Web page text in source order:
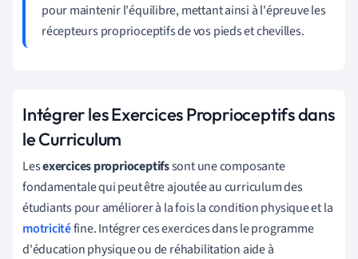
pour maintenir l'équilibre, mettant ainsi à l'épreuve les
récepteurs proprioceptifs de vos pieds et chevilles.
Intégrer les Exercices Proprioceptifs dans
le Curriculum
Lesexercices proprioceptifssont une composante
fondamentale qui peut être ajoutée au curriculum des
étudiants pour améliorer à la fois la condition physique et la
motricitéfine. Intégrer ces exercices dans le programme
d'éducation physique ou de réhabilitation aide à